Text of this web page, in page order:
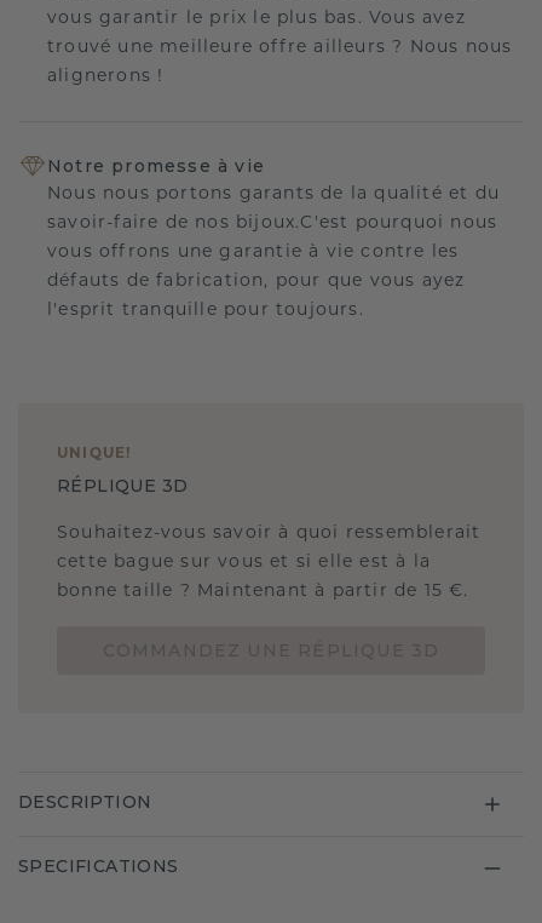
vous garantir le prix le plus bas. Vous avez
trouvé une meilleure offre ailleurs ? Nous nous
alignerons !
Notre promesse à vie
Nous nous portons garants de la qualité et du
savoir-faire de nos bijoux.C'est pourquoi nous
vous offrons une garantie à vie contre les
défauts de fabrication, pour que vous ayez
l'esprit tranquille pour toujours.
UNIQUE !
RÉPLIQUE 3D
Souhaitez-vous savoir à quoi ressemblerait
cette bague sur vous et si elle est à la
bonne taille ? Maintenant à partir de 15 €.
DESCRIPTION
SPECIFICATIONS